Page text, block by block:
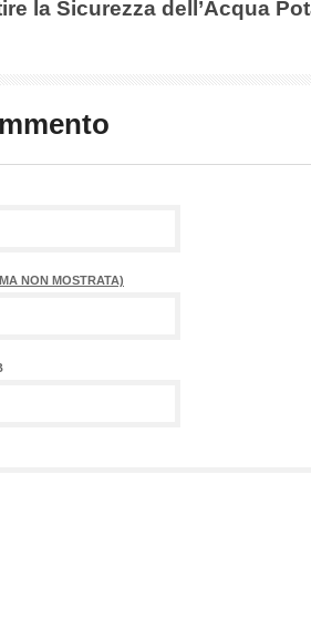
la Sicurezza dell’Acqua
NON MOSTRATA)